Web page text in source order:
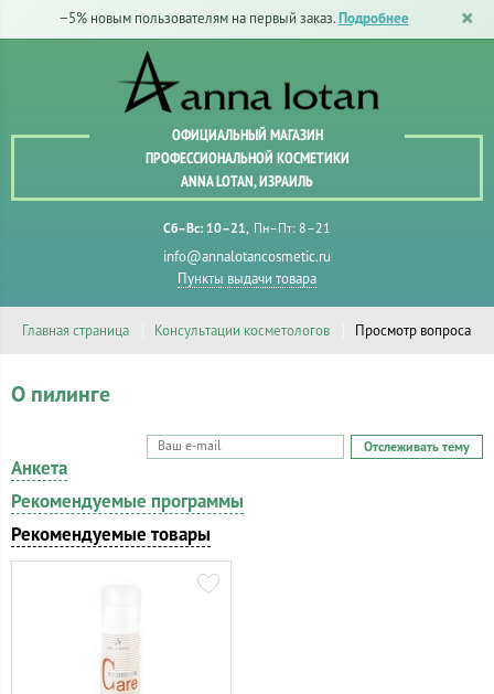
−5% новым пользователям на первый заказ. Подробнее
ОФИЦИАЛЬНЫЙ МАГАЗИН
ПРОФЕССИОНАЛЬНОЙ КОСМЕТИКИ
ANNA LOTAN, ИЗРАИЛЬ
Пн–Пт: 8–21
Сб–Вс: 10–21
info@annalotancosmetic.ru
Пункты выдачи товара
Главная страница Консультации косметологов Просмотр вопроса
О пилинге
Отслеживать тему
Анкета
Рекомендуемые программы
Рекомендуемые товары